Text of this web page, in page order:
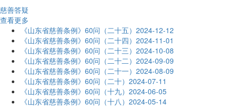
慈善答疑
查看更多
《山东省慈善条例》60问（二十五） 2024-12-12
《山东省慈善条例》60问（二十四） 2024-11-01
《山东省慈善条例》60问（二十三） 2024-10-08
《山东省慈善条例》60问（二十二） 2024-09-09
《山东省慈善条例》60问（二十一） 2024-08-09
《山东省慈善条例》60问（二十） 2024-07-11
《山东省慈善条例》60问（十九） 2024-06-05
《山东省慈善条例》60问（十八） 2024-05-14